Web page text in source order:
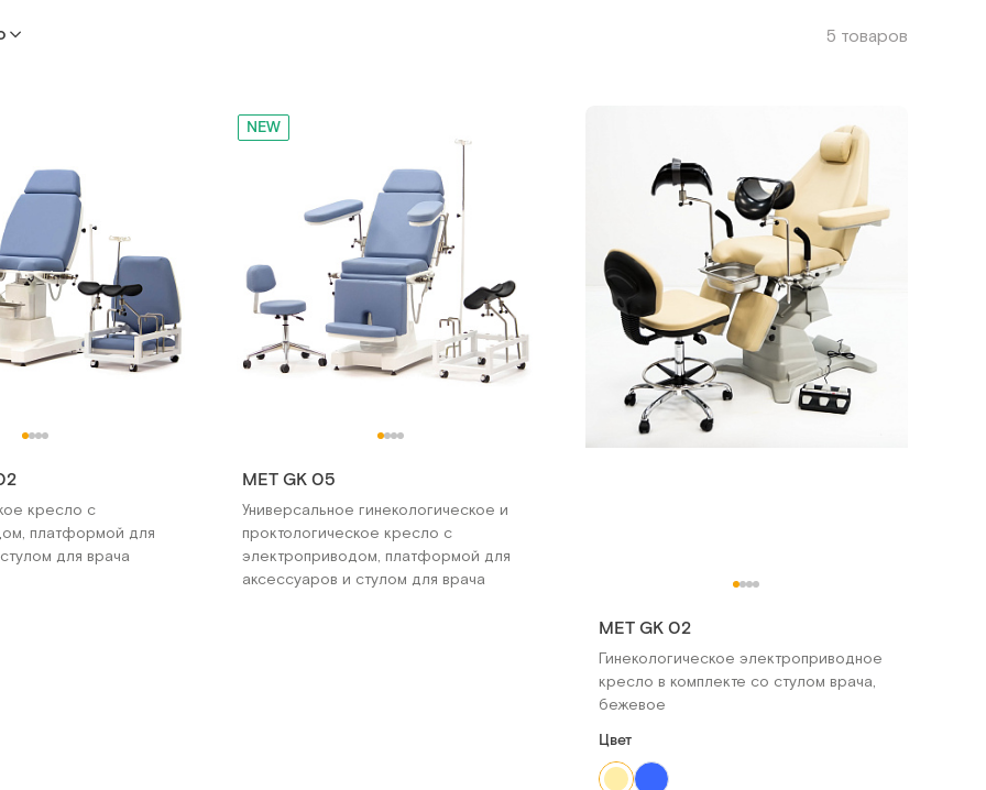
5 товаров
кресло с
платформой для
для врача
NEW
МЕТ GK 05
Универсальное гинекологическое и
проктологическое кресло с
электроприводом, платформой для
аксессуаров и стулом для врача
MET GK 02
Гинекологическое электроприводное
кресло в комплекте со стулом врача,
бежевое
Цвет